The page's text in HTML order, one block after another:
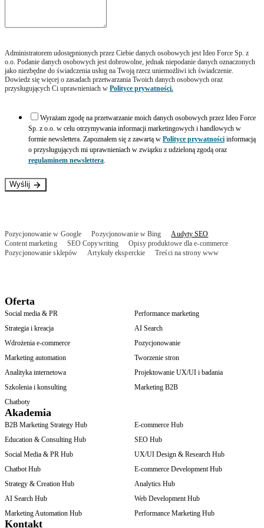
obrębie naszej strony, które odsyłają użytkownika do innych
działania SEO– optymalizacja witryny pod kątem
wyszukiwarki (najczęściej jest to Google). Strona powinna
zostać dostosowana do robotów Google. Wśród działań
dotyczących SEO możemy wymienić pracę nad kodem
nie tylko w treści, ale także w tytule, nagłówkach H1-H6,
opisach meta Description i adresie URL;
audyt SEO– jest to szczegółowa analiza strony internetowej
dotycząca obszarów związanych z SEO. Bez
przeprowadzania audytu nie będziemy mieć wiedzy o stronie
(elementy on-site) i czynnikach zewnętrznych, które na nią
prowadzone w oparciu o wytyczne i zalecenia Google, a to
wymaga ciągłego śledzenia zmian w aktualizacji algorytmów;
Administratorem udostępnionych przez Ciebie danych osobowych jest Ideo Force Sp. z
o.o. Podanie danych osobowych jest dobrowolne, jednak niepodanie danych oznaczonych
jako niezbędne do świadczenia usług na Twoją rzecz uniemożliwi ich świadczenie.
Dowiedz się więcej o zasadach przetwarzania Twoich danych osobowych oraz
przysługujących Ci uprawnieniach w Polityce prywatności.
Wyrażam zgodę na przetwarzanie moich danych osobowych przez Ideo Force
Sp. z o.o. w celu otrzymywania informacji marketingowych i handlowych w
formie newslettera. Zapoznałem się z zawartą w Polityce prywatności informacją
o przysługujących mi uprawnieniach w związku z udzieloną zgodą oraz
regulaminem newslettera.
Wyślij
Pozycjonowanie w Google Pozycjonowanie w Bing
Audyty SEO
Content marketing
SEO Copywriting
Opisy produktowe dla e-commerce
Pozycjonowanie sklepów
Artykuły eksperckie Treści na strony www
Oferta
Social media & PR
Performance marketing
Strategia i kreacja
AI Search
Wdrożenia e-commerce
Pozycjonowanie
Marketing automation
Tworzenie stron
Analityka internetowa
Projektowanie UX/UI i badania
Szkolenia i konsulting
Marketing B2B
Chatboty
Akademia
B2B Marketing Strategy Hub
E-commerce Hub
Education & Consulting Hub
SEO Hub
Social Media & PR Hub
UX/UI Design & Research Hub
Chatbot Hub
E-commerce Development Hub
Strategy & Creation Hub
Analytics Hub
AI Search Hub
Web Development Hub
Marketing Automation Hub
Performance Marketing Hub
Kontakt